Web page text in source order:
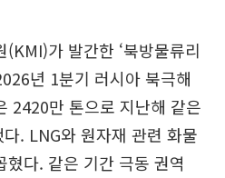
가 발간한 ‘북방물류리
년 1분기 러시아 북극해
2420만 톤으로 지난해 같은
. LNG와 원자재 관련 화물
다. 같은 기간 극동 권역